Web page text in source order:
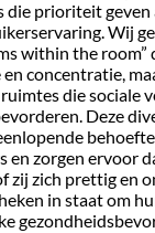
prioriteit geven
Wij
within the room”
concentratie,
die sociale
Deze
en zorgen ervoor
zij zich prettig en
in staat om